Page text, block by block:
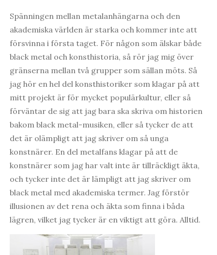
Spänningen mellan metalanhängarna och den
akademiska världen är starka och kommer inte att
försvinna i första taget. För någon som älskar både
black metal och konsthistoria, så rör jag mig över
gränserna mellan två grupper som sällan möts. Så
jag hör en hel del konsthistoriker som klagar på att
mitt projekt är för mycket populärkultur, eller så
förväntar de sig att jag bara ska skriva om historien
bakom black metal-musiken, eller så tycker de att
det är olämpligt att jag skriver om så unga
konstnärer. En del metalfans klagar på att de
konstnärer som jag har valt inte är tillräckligt äkta,
och tycker inte det är lämpligt att jag skriver om
black metal med akademiska termer. Jag förstör
illusionen av det rena och äkta som finna i båda
lägren, vilket jag tycker är en viktigt att göra. Alltid.